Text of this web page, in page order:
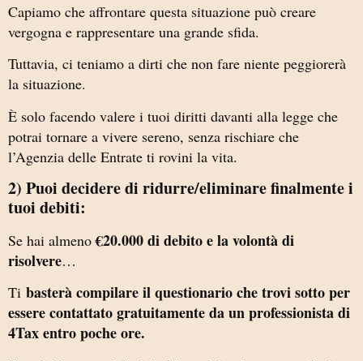
Capiamo che affrontare questa situazione può creare
vergogna e rappresentare una grande sfida.
Tuttavia, ci teniamo a dirti che non fare niente peggiorerà
la situazione.
È solo facendo valere i tuoi diritti davanti alla legge che
potrai tornare a vivere sereno, senza rischiare che
l’Agenzia delle Entrate ti rovini la vita.
2) Puoi decidere di ridurre/eliminare finalmente i
tuoi debiti:
Se hai almeno€20.000 di debito e la volontà di
risolvere…
Ti basterà compilare il questionario che trovi sotto per
essere contattato gratuitamente da un professionista di
4Tax entro poche ore.